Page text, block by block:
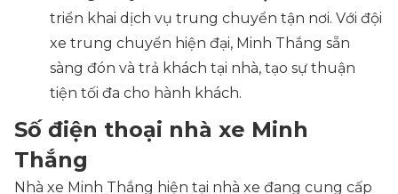
triển khai dịch vụ trung chuyển tận nơi. Với đội
xe trung chuyển hiện đại, Minh Thắng sẵn
sàng đón và trả khách tại nhà, tạo sự thuận
tiện tối đa cho hành khách.
Số điện thoại nhà xe Minh
Thắng
Nhà xe Minh Thắng hiện tại nhà xe đang cung cấp